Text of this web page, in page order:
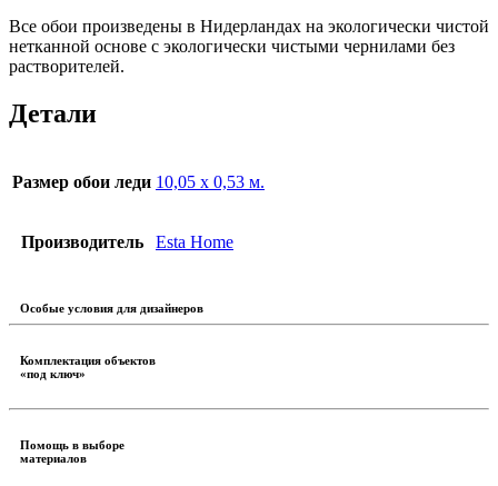
Все обои произведены в Нидерландах на экологически чистой
нетканной основе с экологически чистыми чернилами без
растворителей.
Детали
Размер обои леди 10,05 х 0,53 м.
Производитель Esta Home
Особые условия для дизайнеров
Комплектация объектов
«под ключ»
Помощь в выборе
материалов